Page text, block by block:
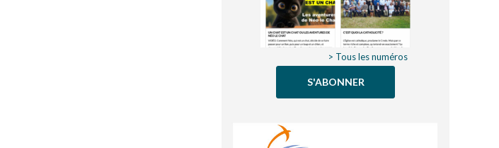
> Tous les numéros
S'ABONNER